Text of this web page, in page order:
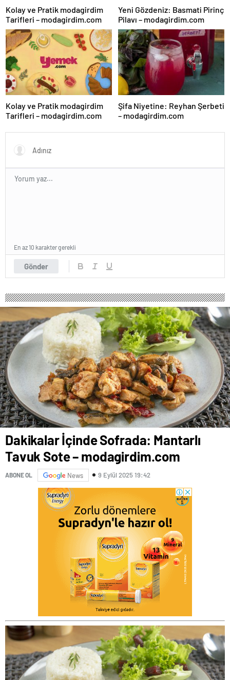
Kolay ve Pratik modagirdim
Tarifleri – modagirdim.com
Yeni Gözdeniz: Basmati Pirinç
Pilavı – modagirdim.com
Kolay ve Pratik modagirdim
Tarifleri – modagirdim.com
Şifa Niyetine: Reyhan Şerbeti
– modagirdim.com
Gönder
En az 10 karakter gerekli
Dakikalar İçinde Sofrada: Mantarlı
Tavuk Sote – modagirdim.com
ABONE OL News 9 Eylül 2025 19:42